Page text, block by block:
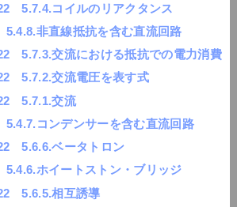
5.7.4.コイルのリアクタンス
非直線抵抗を含む直流回路
5.7.3.交流における抵抗での電力消費
5.7.2.交流電圧を表す式
5.7.1.交流
コンデンサーを含む直流回路
5.6.6.ベータトロン
ホイートストン・ブリッジ
5.6.5.相互誘導